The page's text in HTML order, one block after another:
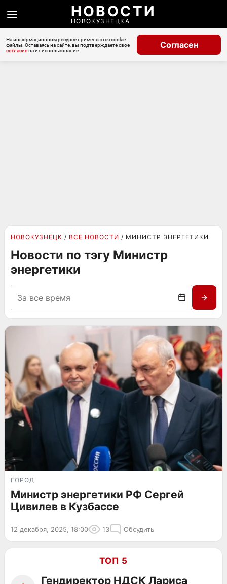
НОВОСТИ
НОВОКУЗНЕЦКА
На информационном ресурсе применяются cookie-
файлы. Оставаясь на сайте, вы подтверждаете свое
согласиена их использование.
Согласен
НОВОКУЗНЕЦК ВСЕ НОВОСТИ МИНИСТР ЭНЕРГЕТИКИ
Новости по тэгу Министр
энергетики
ГОРОД
Министр энергетики РФ Сергей
Цивилев в Кузбассе
12 декабря, 2025, 18:00 13 Обсудить
ТОП 5
Гендиректор НДСК Лариса